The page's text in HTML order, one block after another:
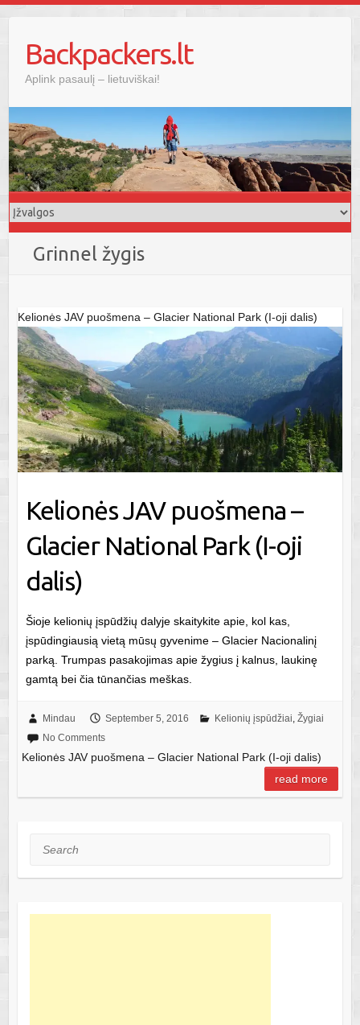
contentBackpackers.lt
Aplink pasaulį – lietuviškai!
Grinnel žygis
Kelionės JAV puošmena – Glacier National Park (I-oji dalis)
Kelionės JAV puošmena –
Glacier National Park (I-oji
dalis)
Šioje kelionių įspūdžių dalyje skaitykite apie, kol kas,
įspūdingiausią vietą mūsų gyvenime – Glacier Nacionalinį
parką. Trumpas pasakojimas apie žygius į kalnus, laukinę
gamtą bei čia tūnančias meškas.
Mindau September 5, 2016 Kelionių įspūdžiai, Žygiai
No Comments
Kelionės JAV puošmena – Glacier National Park (I-oji dalis)
read more
Search